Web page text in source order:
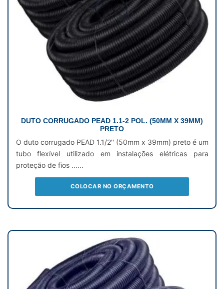
DUTO CORRUGADO PEAD 1.1-2 POL. (50MM X 39MM)
PRETO
O duto corrugado PEAD 1.1/2'' (50mm x 39mm) preto é um
tubo flexível utilizado em instalações elétricas para
proteção de fios ......
COLOCAR NO ORÇAMENTO